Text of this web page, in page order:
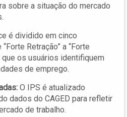
sobre a situação do mercado
é dividido em cinco
Retração” a “Forte
que os usuários identifiquem
de emprego.
O IPS é atualizado
dados do CAGED para refletir
de trabalho.